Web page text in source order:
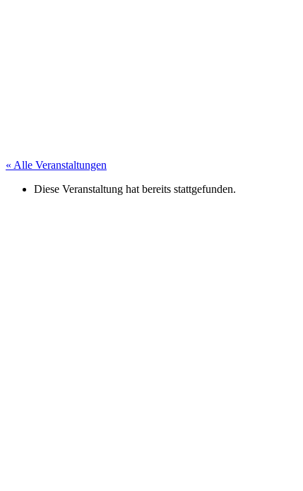
« Alle Veranstaltungen
Diese Veranstaltung hat bereits stattgefunden.